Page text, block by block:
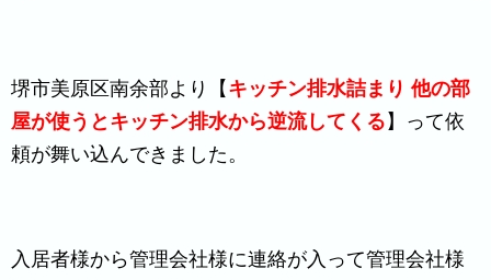
堺市美原区南余部より【 キッチン排水詰まり 他の部
屋が使うとキッチン排水から逆流してくる 】って依
頼が舞い込んできました。
入居者様から管理会社様に連絡が入って管理会社様